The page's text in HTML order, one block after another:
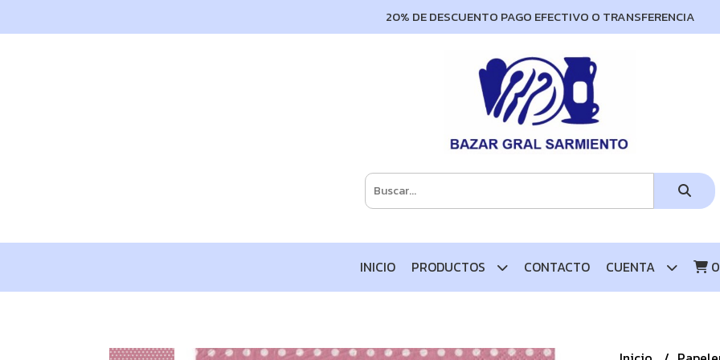
20% DE DESCUENTO PAGO EFECTIVO O TRANSFERENCIA
INICIO PRODUCTOS CONTACTO CUENTA 0